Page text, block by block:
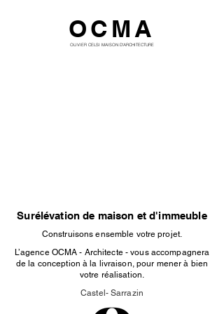
OCMA
OLIVIER CELSI MAISON D'ARCHITECTURE
Surélévation de maison et d'immeuble
Construisons ensemble votre projet.
L’agence OCMA - Architecte - vous accompagnera
de la conception à la livraison, pour mener à bien
votre réalisation.
Castel- Sarrazin